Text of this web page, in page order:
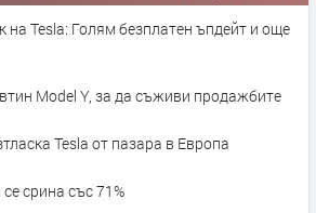
на Tesla: Голям безплатен ъпдейт и още
Model Y, за да съживи продажбите
Tesla от пазара в Европа
срина със 71%